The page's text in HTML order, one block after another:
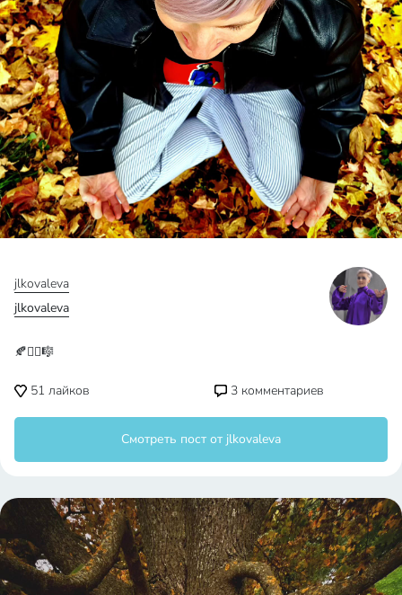
jlkovaleva
jlkovaleva
🍂🧘‍♀️🎼
51 лайков 3 комментариев
Смотреть пост от jlkovaleva